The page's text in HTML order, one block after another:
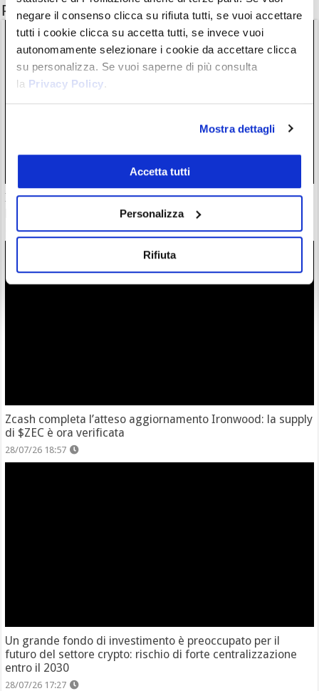
negare il consenso clicca su rifiuta tutti, se vuoi accettare
tutti i cookie clicca su accetta tutti, se invece vuoi
autonomamente selezionare i cookie da accettare clicca
su personalizza. Se vuoi saperne di più consulta
la Privacy Policy.
Mostra dettagli
Accetta tutti
Personalizza
Rifiuta
Potrebbe interessarti anche
Il “nuovo Warren Buffett” crolla insieme all’AI. Da marzo
28/07/26 20:17
Zcash completa l’atteso aggiornamento Ironwood: la supply
di $ZEC è ora verificata
28/07/26 18:57
Un grande fondo di investimento è preoccupato per il
futuro del settore crypto: rischio di forte centralizzazione
entro il 2030
28/07/26 17:27